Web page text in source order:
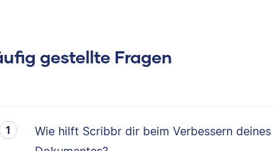
gestellte Fragen
Wie hilft Scribbr dir beim Verbessern deines